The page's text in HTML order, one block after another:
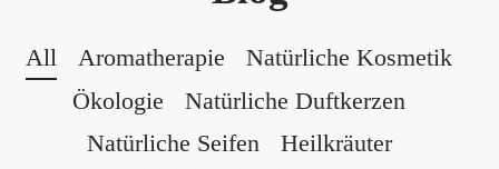
All Aromatherapie
Natürliche Kosmetik
Ökologie
Natürliche Duftkerzen
Natürliche Seifen
Heilkräuter